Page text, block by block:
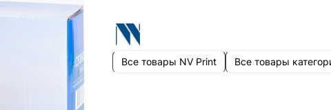
Все товары NV Print Все товары